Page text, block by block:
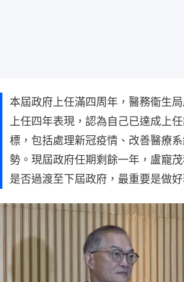
本屆政府上任滿四周年，醫務衞生
上任四年表現，認為自己已達成上
標，包括處理新冠疫情、改善醫療
勢。現屆政府任期剩餘一年，盧寵
是否過渡至下屆政府，最重要是做好